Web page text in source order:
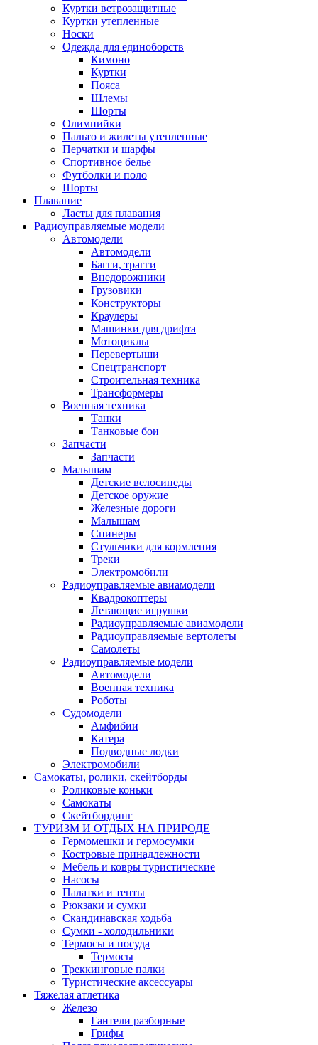
Куртки ветрозащитные
Куртки утепленные
Носки
Одежда для единоборств
Кимоно
Куртки
Пояса
Шлемы
Шорты
Олимпийки
Пальто и жилеты утепленные
Перчатки и шарфы
Спортивное белье
Футболки и поло
Шорты
Плавание
Ласты для плавания
Радиоуправляемые модели
Автомодели
Автомодели
Багги, трагги
Внедорожники
Грузовики
Конструкторы
Краулеры
Машинки для дрифта
Мотоциклы
Перевертыши
Спецтранспорт
Строительная техника
Трансформеры
Военная техника
Танки
Танковые бои
Запчасти
Запчасти
Малышам
Детские велосипеды
Детское оружие
Железные дороги
Малышам
Спинеры
Стульчики для кормления
Треки
Электромобили
Радиоуправляемые авиамодели
Квадрокоптеры
Летающие игрушки
Радиоуправляемые авиамодели
Радиоуправляемые вертолеты
Самолеты
Радиоуправляемые модели
Автомодели
Военная техника
Роботы
Судомодели
Амфибии
Катера
Подводные лодки
Электромобили
Самокаты, ролики, скейтборды
Роликовые коньки
Самокаты
Скейтбординг
ТУРИЗМ И ОТДЫХ НА ПРИРОДЕ
Гермомешки и гермосумки
Костровые принадлежности
Мебель и ковры туристические
Насосы
Палатки и тенты
Рюкзаки и сумки
Скандинавская ходьба
Сумки - холодильники
Термосы и посуда
Термосы
Треккинговые палки
Туристические аксессуары
Тяжелая атлетика
Железо
Гантели разборные
Грифы